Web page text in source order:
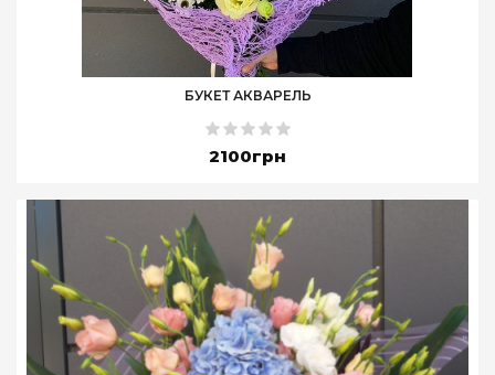
БУКЕТ АКВАРЕЛЬ
2100грн